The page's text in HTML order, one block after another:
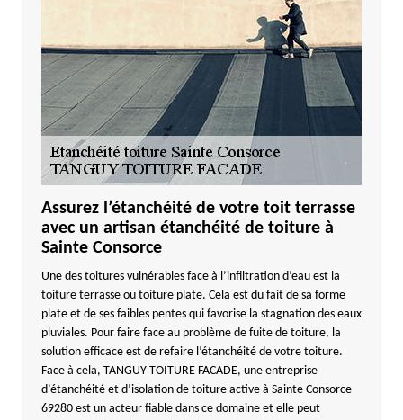
Assurez l’étanchéité de votre toit terrasse
avec un artisan étanchéité de toiture à
Sainte Consorce
Une des toitures vulnérables face à l’infiltration d’eau est la
toiture terrasse ou toiture plate. Cela est du fait de sa forme
plate et de ses faibles pentes qui favorise la stagnation des eaux
pluviales. Pour faire face au problème de fuite de toiture, la
solution efficace est de refaire l’étanchéité de votre toiture.
Face à cela, TANGUY TOITURE FACADE, une entreprise
d’étanchéité et d’isolation de toiture active à Sainte Consorce
69280 est un acteur fiable dans ce domaine et elle peut